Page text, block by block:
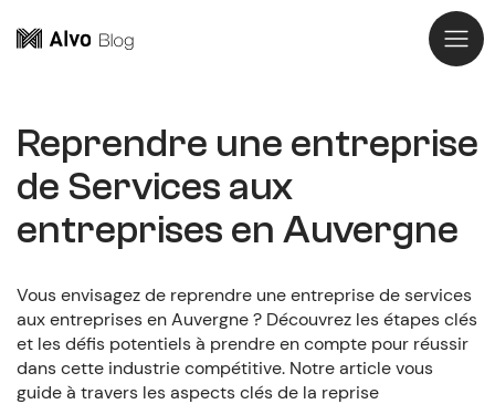
Reprendre une entreprise
de Services aux
entreprises en Auvergne
Vous envisagez de reprendre une entreprise de services
aux entreprises en Auvergne ? Découvrez les étapes clés
et les défis potentiels à prendre en compte pour réussir
dans cette industrie compétitive. Notre article vous
guide à travers les aspects clés de la reprise